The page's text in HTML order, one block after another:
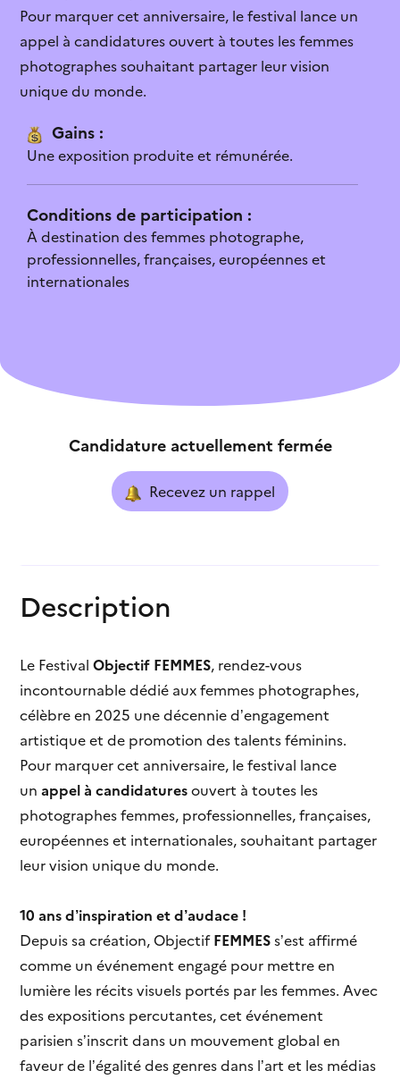
Infographie
Les chiffres des inégalités
Je ne connaissais pas cette aide
Le contenu est explicite
Je vais candidater
Je sais qui contacter
L’aide n’est pas ouverte
Je ne sais pas quoi faire après cette
lecture
C’est trop complexe
Pour marquer cet anniversaire, le festival lance un
appel à candidatures ouvert à toutes les femmes
photographes souhaitant partager leur vision
unique du monde.
Gains :
Une exposition produite et rémunérée.
Conditions de participation :
À destination des femmes photographe,
professionnelles, françaises, européennes et
internationales
Candidature actuellement fermée
Recevez un rappel
Description
Le FestivalObjectif FEMMES, rendez-vous
incontournable dédié aux femmes photographes,
célèbre en 2025 une décennie d’engagement
artistique et de promotion des talents féminins.
Pour marquer cet anniversaire, le festival lance
unappel à candidaturesouvert à toutes les
photographes femmes, professionnelles, françaises,
européennes et internationales, souhaitant partager
leur vision unique du monde.
10 ans d’inspiration et d’audace !
Depuis sa création, ObjectifFEMMESs’est affirmé
comme un événement engagé pour mettre en
lumière les récits visuels portés par les femmes. Avec
des expositions percutantes, cet événement
parisien s’inscrit dans un mouvement global en
faveur de l’égalité des genres dans l’art et les médias